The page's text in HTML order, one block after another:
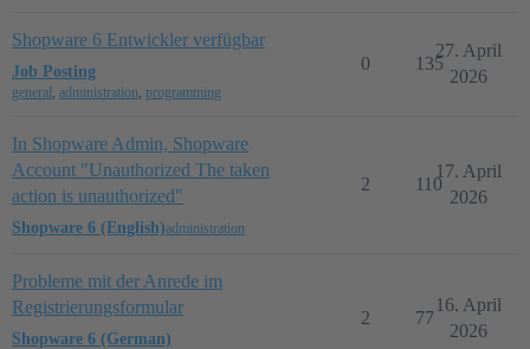
Shopware 6 Entwickler verfügbar
Job Posting
general, administration, programming
0 135
27. April
2026
In Shopware Admin, Shopware
Account "Unauthorized The taken
action is unauthorized"
Shopware 6 (English)administration
2 110
17. April
2026
Probleme mit der Anrede im
Registrierungsformular
Shopware 6 (German)
2 77
16. April
2026